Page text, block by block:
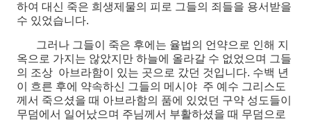
하여 대신 죽은 희생제물의 피로 그들의 죄들을 용서받을
수 있었습니다.
그러나 그들이 죽은 후에는 율법의 언약으로 인해 지
옥으로 가지는 않았지만 하늘에 올라갈 수 없었으며 그들
의 조상 아브라함이 있는 곳으로 갔던 것입니다. 수백 년
이 흐른 후에 약속하신 그들의 메시야 주 예수 그리스도
께서 죽으셨을 때 아브라함의 품에 있었던 구약 성도들이
무덤에서 일어났으며 주님께서 부활하셨을 때 무덤으로